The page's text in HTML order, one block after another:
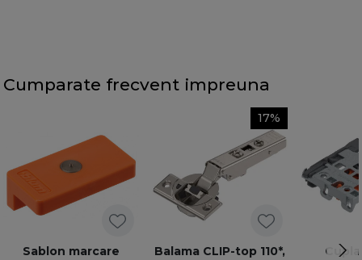
Cumparate frecvent impreuna
Sablon marcare
17%
Balama CLIP-top 110*,